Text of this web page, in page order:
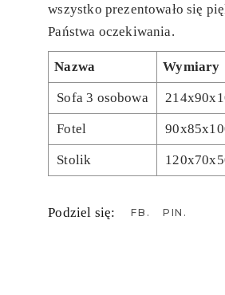
wszystko prezentowało się
Państwa oczekiwania.
Nazwa Wymiary
Sofa 3 osobowa
Fotel
Stolik
Podziel się: FB PIN